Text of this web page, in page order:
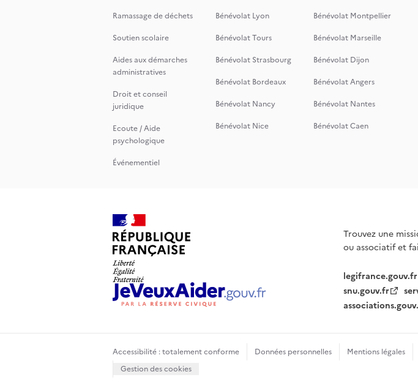
Ramassage de déchets
Soutien scolaire
Aides aux démarches
administratives
Droit et conseil
juridique
Ecoute / Aide
psychologique
Événementiel
Bénévolat Lyon
Bénévolat Montpellier
Bénévolat Tours
Bénévolat Marseille
Bénévolat Strasbourg
Bénévolat Dijon
Bénévolat Bordeaux
Bénévolat Angers
Bénévolat Nancy
Bénévolat Nantes
Bénévolat Nice
Bénévolat Caen
Trouvez une
ou associatif et
legifrance.gouv.fr
snu.gouv.fr
Accessibilité : totalement conforme Données personnelles Mentions légales
Gestion des cookies